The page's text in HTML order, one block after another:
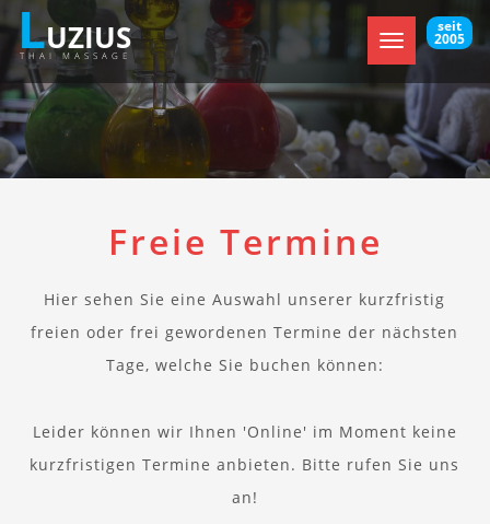
Toggle
navigation
LUZIUS
THAI MASSAGE
seit
2005
Freie Termine
Hier sehen Sie eine Auswahl unserer kurzfristig
freien oder frei gewordenen Termine der nächsten
Tage, welche Sie buchen können:
Leider können wir Ihnen 'Online' im Moment keine
kurzfristigen Termine anbieten. Bitte rufen Sie uns
an!